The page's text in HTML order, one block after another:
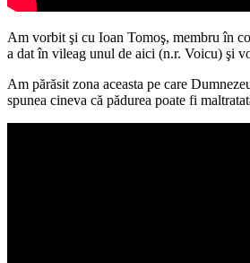
Am vorbit şi cu Ioan Tomoş, membru în
a dat în vileag unul de aici (n.r. Voicu) şi
Am părăsit zona aceasta pe care
spunea cineva că pădurea poate fi